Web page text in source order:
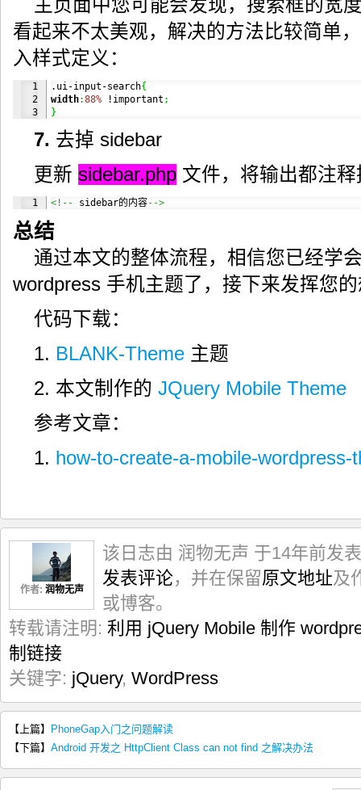
主页面中您可能会发现，搜索框的宽
看起来不太美观，解决的方法比较简单
入样式定义：
1
2
.ui-input-search{
width:88% !important ;
}
7. 去掉 sidebar
更新 sidebar.php 文件，将输出都注
<!-- sidebar的内容-->
总结
通过本文的整体流程，相信您已经学
wordpress 手机主题了，接下来发挥您
代码下载：
1. BLANK-Theme 主题
2. 本文制作的 JQuery Mobile Theme
参考文章：
1. how-to-create-a-mobile-wordpress-
作者: 润物无声
该日志由 润物无声 于14年前发
发表评论，并在保留原文地址及
或博客。
转载请注明: 利用 jQuery Mobile 制作
制链接
关键字: jQuery, WordPress
【上篇】
PhoneGap入门之问题解读
【下篇】 Android 开发之 HttpClient Class can not find 之解决办法